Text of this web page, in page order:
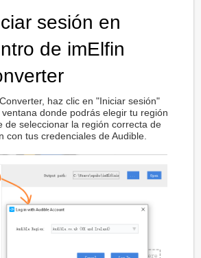
sesión en
de imElfin
haz clic en "Iniciar sesión"
donde podrás elegir tu región
de seleccionar la región correcta de
con tus credenciales de Audible.